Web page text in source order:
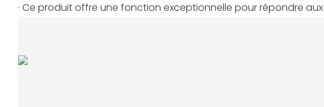
· Ce produit offre une fonction exceptionnelle pour répondre